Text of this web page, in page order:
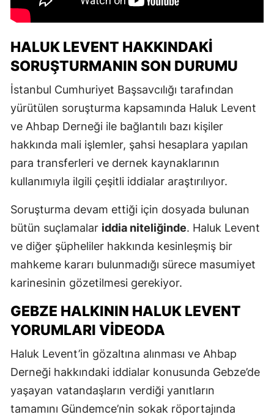
HALUK LEVENT HAKKINDAKI
SORUŞTURMANIN SON DURUMU
İstanbul Cumhuriyet Başsavcılığı tarafından
yürütülen soruşturma kapsamında Haluk Levent
ve Ahbap Derneği ile bağlantılı bazı kişiler
hakkında mali işlemler, şahsi hesaplara yapılan
para transferleri ve dernek kaynaklarının
kullanımıyla ilgili çeşitli iddialar araştırılıyor.
Soruşturma devam ettiği için dosyada bulunan
bütün suçlamalar iddia niteliğinde. Haluk Levent
ve diğer şüpheliler hakkında kesinleşmiş bir
mahkeme kararı bulunmadığı sürece masumiyet
karinesinin gözetilmesi gerekiyor.
GEBZE HALKININ HALUK LEVENT
YORUMLARI VIDEODA
Haluk Levent’in gözaltına alınması ve Ahbap
Derneği hakkındaki iddialar konusunda Gebze’de
yaşayan vatandaşların verdiği yanıtların
tamamını Gündemce’nin sokak röportajında